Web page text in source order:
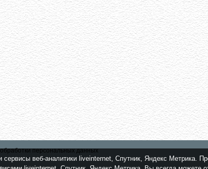
персональных данных
веб-аналитики liveinternet, Спутник, Яндекс Метрика.